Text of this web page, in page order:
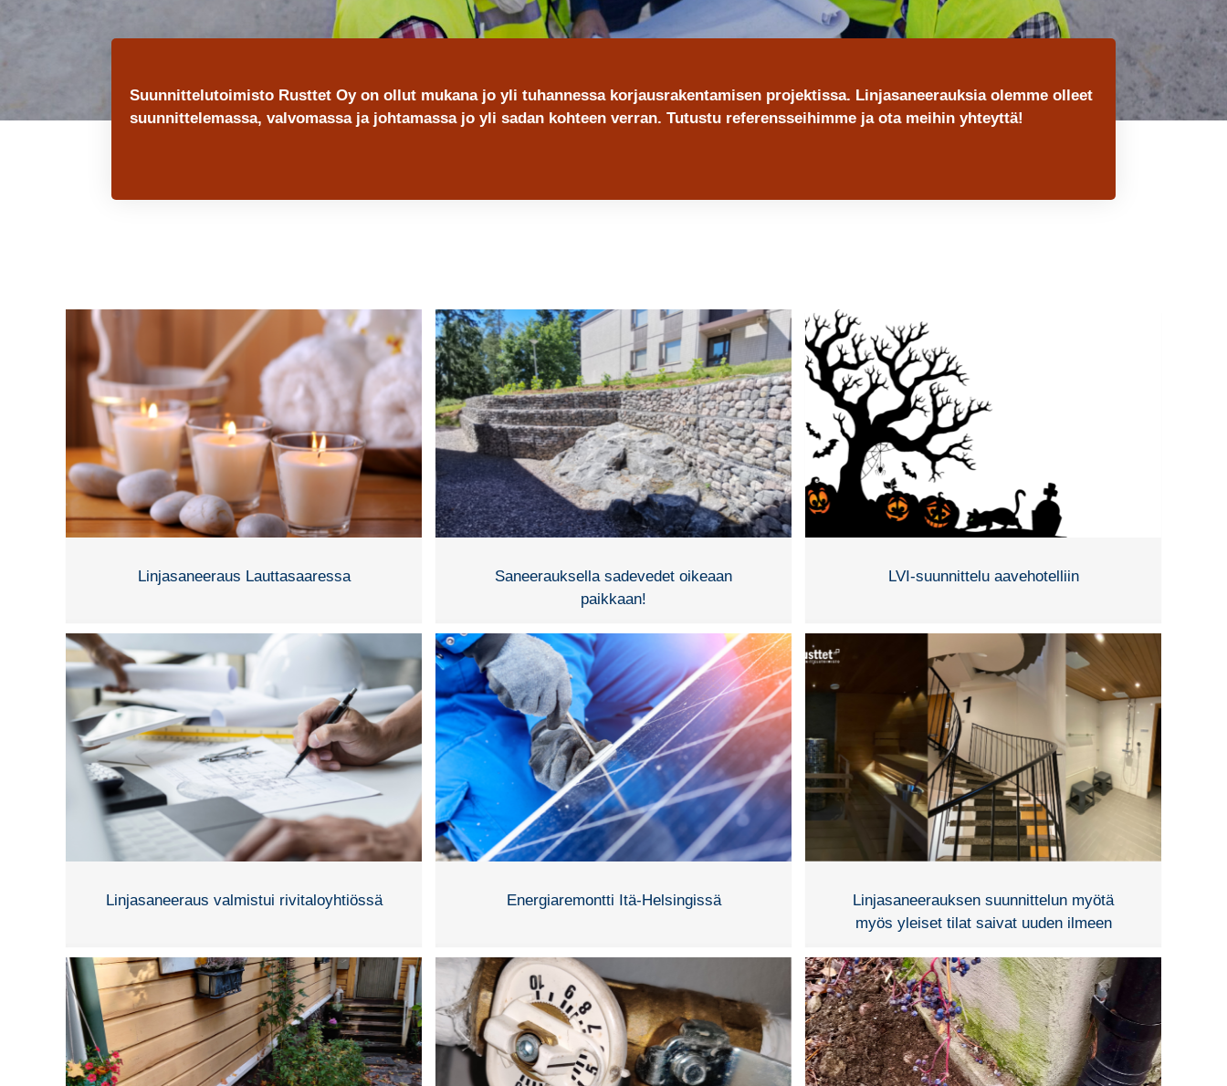
Suunnittelutoimisto Rusttet Oy on ollut mukana jo yli tuhannessa korjausrakentamisen projektissa. Linjasaneerauksia olemme olleet
suunnittelemassa, valvomassa ja johtamassa jo yli sadan kohteen verran. Tutustu referensseihimme ja ota meihin yhteyttä!
Linjasaneeraus Lauttasaaressa
Saneerauksella sadevedet oikeaan
paikkaan!
LVI-suunnittelu aavehotelliin
Linjasaneeraus valmistui rivitaloyhtiössä Energiaremontti Itä-Helsingissä
Linjasaneerauksen suunnittelun myötä
myös yleiset tilat saivat uuden ilmeen